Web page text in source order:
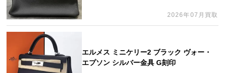
2026年07月買取
エルメス ミニケリー2 ブラック ヴォー・
エプソン シルバー金具 G刻印